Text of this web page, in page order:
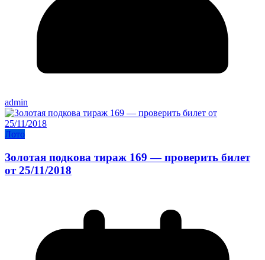
admin
Лото
Золотая подкова тираж 169 — проверить билет
от 25/11/2018